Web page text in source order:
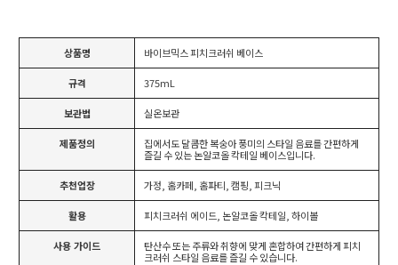
상품명 바이브믹스 피치크러쉬 베이스
규격 375mL
보관법 실온보관
제품정의
집에서도 달콤한 복숭아 풍미의 스타일 음료를 간편하게
즐길 수 있는 논알코올 칵테일 베이스입니다.
추천업장 가정, 홈카페, 홈파티, 캠핑, 피크닉
활용 피치크러쉬 에이드, 논알코올 칵테일, 하이볼
사용 가이드
탄산수 또는 주류와 취향에 맞게 혼합하여 간편하게 피치
크러쉬 스타일 음료를 즐길 수 있습니다.